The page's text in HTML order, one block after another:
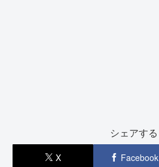
シェアする
X Facebook